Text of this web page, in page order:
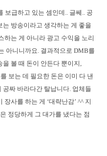
보급하고 있는 셈인데.. 글쎄.. 공
방송이라고 생각하는 게 좋을
하는 게 아니라 광고 수익을 노리
아니니까요. 결과적으로 DMB를
볼 때 돈이 안든다 뿐이지,
보는 데 필요한 돈은 이미 다 낸
짜 바라다간 탈납니다. 업체들
사를 하는 게 ‘대략난감’ ^^ 지
정당하게 그 대가를 냈다는 점